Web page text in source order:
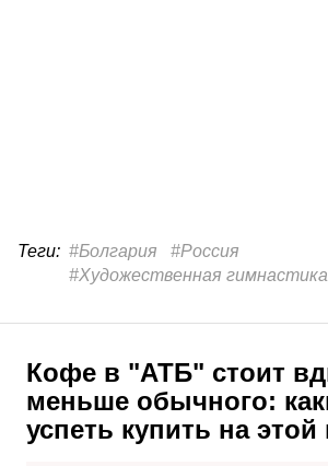
Теги: #Болгария
#Россия
#Художественная гимнастика